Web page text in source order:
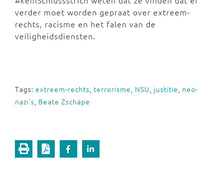
verder moet worden gepraat over extreem-
rechts, racisme en het falen van de
veiligheidsdiensten.
Tags: extreem-rechts, terrorisme, NSU, justitie, neo-
nazi's, Beate Zschäpe